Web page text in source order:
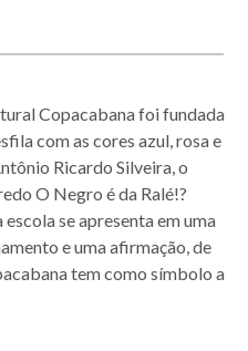
Copacabana foi fundada
com as cores azul, rosa e
Ricardo Silveira, o
O Negro é da Ralé!?
se apresenta em uma
e uma afirmação, de
tem como símbolo a